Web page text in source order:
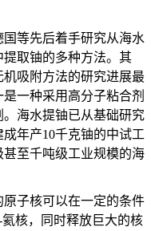
等先后着手研究从海水
取铀的多种方法。其
吸附方法的研究进展最
一种采用高分子粘合剂
海水提铀已从基础研究
成年产10千克铀的中试工
至千吨级工业规模的海
子核可以在一定的条件
氦核，同时释放巨大的核